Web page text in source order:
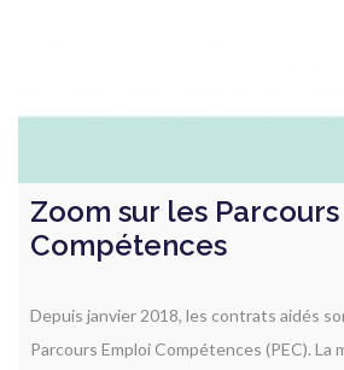
Zoom sur les
Compétences
Depuis janvier 2018, les contrats aidés
Parcours Emploi Compétences (PEC). La